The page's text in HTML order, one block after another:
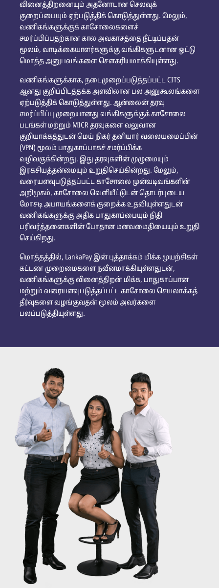
வினைத்திறனையும் அதனோடான செலவுக்
குறைப்பையும் ஏற்படுத்திக் கொடுத்துள்ளது. மேலும்,
வணிகங்களுக்குக் காசோலைகளைச்
சமர்ப்பிப்பதற்கான கால அவகாசத்தை நீட்டிப்பதன்
மூலம், வாடிக்கையாளர்களுக்கு வங்கிகளுடனான ஒட்டு
மொத்த அனுபவங்களை சௌகரியமாக்கியுள்ளது.
வணிகங்களுக்காக, நடைமுறைப்படுத்தப்பட்ட CITS
ஆனது குறிப்பிடத்தக்க அளவிலான பல அனுகூலங்களை
ஏற்படுத்திக் கொடுத்துள்ளது. ஆன்லைன் தரவு
சமர்ப்பிப்பு முறையானது வங்கிகளுக்குக் காசோலை
படங்கள் மற்றும் MICR தரவுகளை வலுவான
குறியாக்கத்துடன் மெய் நிகர் தனியார் வலையமைப்பின்
(VPN) மூலம் பாதுகாப்பாகச் சமர்ப்பிக்க
வழிவகுக்கின்றது. இது தரவுகளின் முழுமையும்
இரகசியத்தன்மையும் உறுதிசெய்கின்றது. மேலும்,
வரையளவுபடுத்தப்பட்ட காசோலை முன்வடிவங்களின்
அறிமுகம், காசோலை வெளியீட்டுடன் தொடர்புடைய
மோசடி அபாயங்களைக் குறைக்க உதவியுள்ளதுடன்
வணிகங்களுக்கு அதிக பாதுகாப்பையும் நிதி
பரிவர்த்தனைகளின் போதான மனவமைதியையும் உறுதி
செய்கிறது.
மொத்தத்தில், LankaPay இன் புத்தாக்கம் மிக்க முயற்சிகள்
கட்டண முறைமைகளை நவீனமாக்கியுள்ளதுடன்,
வணிகங்களுக்கு வினைத்திறன் மிக்க, பாதுகாப்பான
மற்றும் வரையளவுபடுத்தப்பட்ட காசோலை செயலாக்கத்
தீர்வுகளை வழங்குவதன் மூலம் அவர்களை
பலப்படுத்தியுள்ளது.